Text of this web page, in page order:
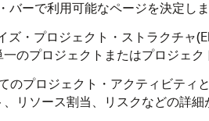
バーで利用可能なページを決定
ズ・プロジェクト・ストラクチャ
のプロジェクトまたはプロジェ
のプロジェクト・アクティビティ
リソース割当、リスクなどの詳細